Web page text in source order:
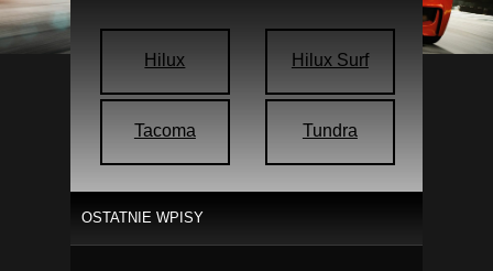
Hilux Hilux Surf
Tacoma Tundra
OSTATNIE WPISY